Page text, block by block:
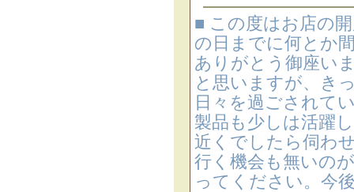
■ この度はお店の
の日までに何とか
ありがとう御座い
と思いますが、き
日々を過ごされて
製品も少しは活躍
近くでしたら伺わ
行く機会も無いの
ってください。今